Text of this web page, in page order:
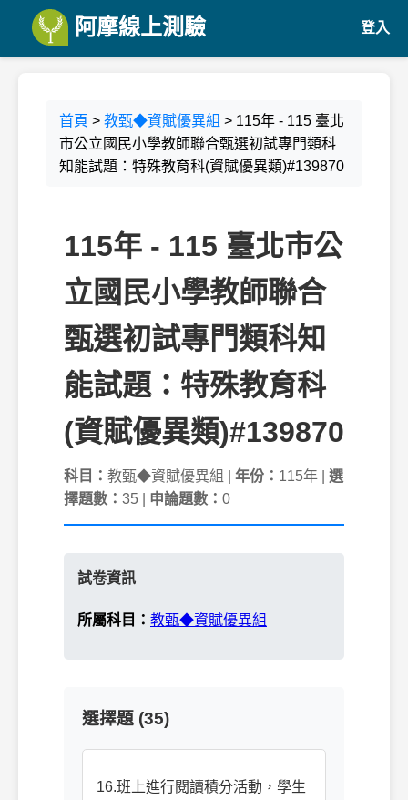
阿摩線上測驗 登入
首頁 > 教甄◆資賦優異組 > 115年 - 115 臺北
市公立國民小學教師聯合甄選初試專門類科
知能試題：特殊教育科(資賦優異類)#139870
115年 - 115 臺北市公
立國民小學教師聯合
甄選初試專門類科知
能試題：特殊教育科
(資賦優異類)#139870
科目： 教甄◆資賦優異組 | 年份： 115年 | 選
擇題數： 35 | 申論題數： 0
試卷資訊
所屬科目： 教甄◆資賦優異組
選擇題 (35)
16.班上進行閱讀積分活動，學生